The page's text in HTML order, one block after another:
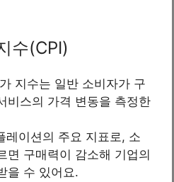
수(CPI)
지수는 일반 소비자가 구
비스의 가격 변동을 측정한
레이션의 주요 지표로, 소
면 구매력이 감소해 기업의
을 수 있어요.